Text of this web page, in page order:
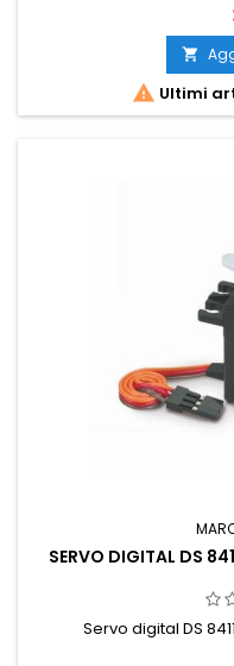

 Ultimi
SERVO DIGITAL DS
Servo digital DS